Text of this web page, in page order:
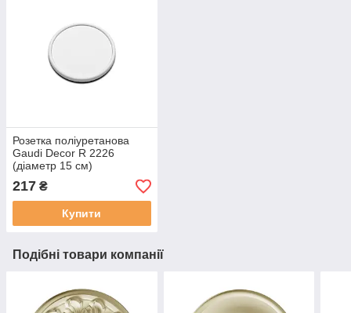
Розетка поліуретанова
Gaudi Decor R 2226
(діаметр 15 см)
217 ₴
Купити
Подібні товари компанії